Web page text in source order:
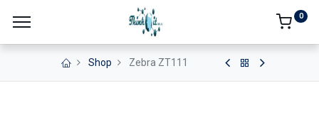
0
Shop Zebra ZT111